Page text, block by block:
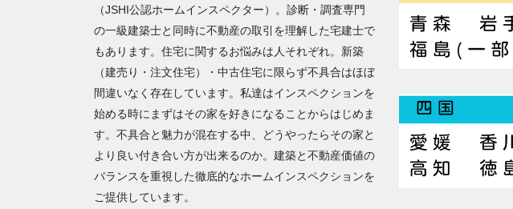
（JSHI公認ホームインスペクター）。診断・調査専門
の一級建築士と同時に不動産の取引を理解した宅建士で
もあります。住宅に関するお悩みは人それぞれ。新築
（建売り・注文住宅）・中古住宅に限らず不具合はほぼ
間違いなく存在しています。私達はインスペクションを
始める時にまずはその家を好きになることからはじめま
す。不具合と魅力が混在する中、どうやったらその家と
より良い付き合い方が出来るのか。建築と不動産価値の
バランスを重視した徹底的なホームインスペクションを
ご提供しています。